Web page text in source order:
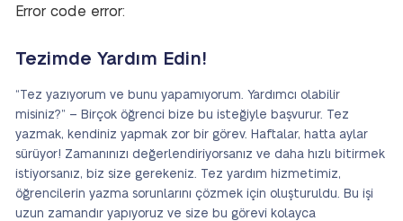
Error code error:
Tezimde Yardım Edin!
“Tez yazıyorum ve bunu yapamıyorum. Yardımcı olabilir
misiniz?” – Birçok öğrenci bize bu isteğiyle başvurur. Tez
yazmak, kendiniz yapmak zor bir görev. Haftalar, hatta aylar
sürüyor! Zamanınızı değerlendiriyorsanız ve daha hızlı bitirmek
istiyorsanız, biz size gerekeniz. Tez yardım hizmetimiz,
öğrencilerin yazma sorunlarını çözmek için oluşturuldu. Bu işi
uzun zamandır yapıyoruz ve size bu görevi kolayca